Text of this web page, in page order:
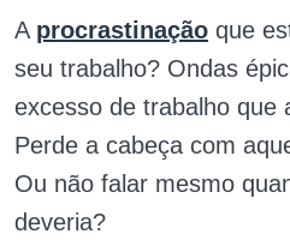
A procrastinação que
seu trabalho? Ondas
excesso de trabalho que
Perde a cabeça com
Ou não falar mesmo
deveria?